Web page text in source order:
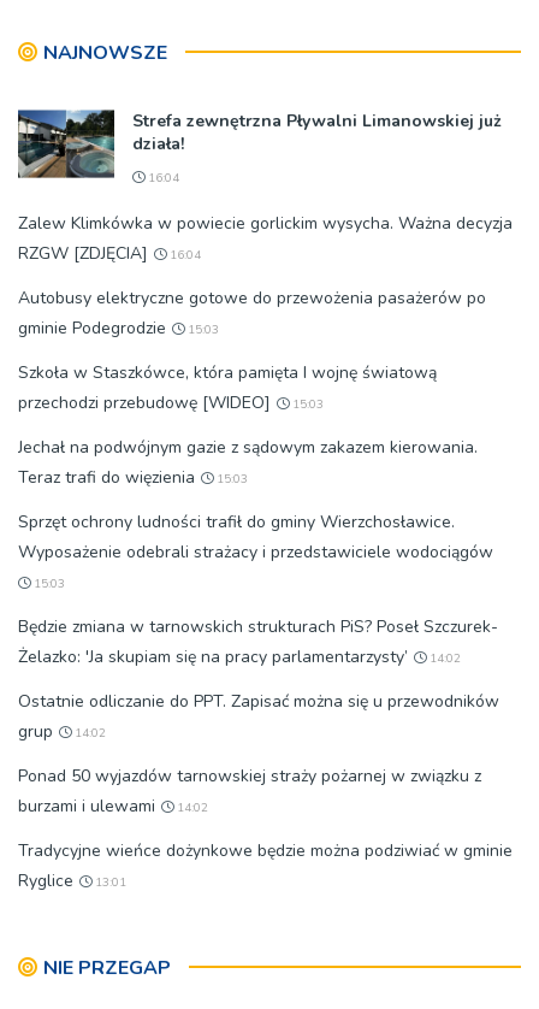
NAJNOWSZE
Strefa zewnętrzna Pływalni Limanowskiej już
działa!
16:04
Zalew Klimkówka w powiecie gorlickim wysycha. Ważna decyzja
RZGW [ZDJĘCIA]
16:04
Autobusy elektryczne gotowe do przewożenia pasażerów po
gminie Podegrodzie
15:03
Szkoła w Staszkówce, która pamięta I wojnę światową
przechodzi przebudowę [WIDEO]
15:03
Jechał na podwójnym gazie z sądowym zakazem kierowania.
Teraz trafi do więzienia
15:03
Sprzęt ochrony ludności trafił do gminy Wierzchosławice.
Wyposażenie odebrali strażacy i przedstawiciele wodociągów
15:03
Będzie zmiana w tarnowskich strukturach PiS? Poseł Szczurek-
Żelazko: 'Ja skupiam się na pracy parlamentarzysty’
14:02
Ostatnie odliczanie do PPT. Zapisać można się u przewodników
grup
14:02
Ponad 50 wyjazdów tarnowskiej straży pożarnej w związku z
burzami i ulewami
14:02
Tradycyjne wieńce dożynkowe będzie można podziwiać w gminie
Ryglice
13:01
NIE PRZEGAP